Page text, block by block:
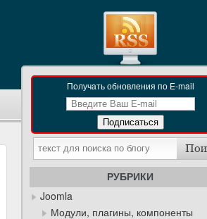
Получать обновления по E-mail
РУБРИКИ
Joomla
Модули, плагины, компоненты